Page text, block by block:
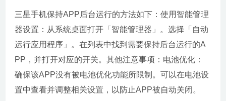
三星手机保持APP后台运行的方法如下：使用智能管理
器设置：从系统桌面打开「智能管理器」。选择「自动
运行应用程序」。在列表中找到需要保持后台运行的A
PP，并打开对应的开关。其他注意事项：电池优化：
确保该APP没有被电池优化功能所限制。可以在电池设
置中查看并调整相关设置，以防止APP被自动关闭。